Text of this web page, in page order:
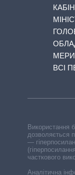
МЕРИ
ВСІ
Використання
дозволяється
—
часткового
Аналітична